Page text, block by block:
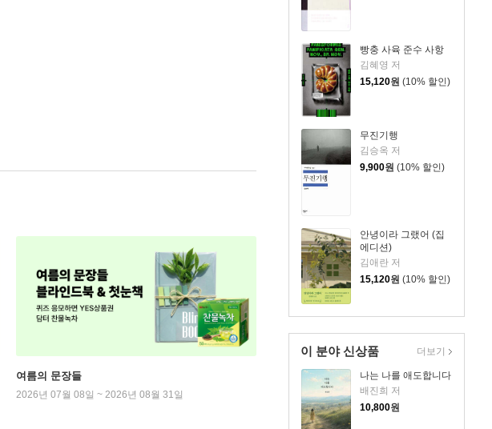
빵충 사육 준수 사항
김혜영 저
15,120원 (10% 할인)
무진기행
김승옥 저
9,900원 (10% 할인)
안녕이라 그랬어 (집
에디션)
김애란 저
15,120원 (10% 할인)
이 분야 신상품
나는 나를 애도합니다
배진희 저
10,800원
더보기
여름의 문장들
2026년 07월 08일 ~ 2026년 08월 31일